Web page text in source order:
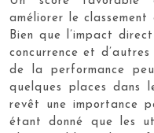
améliorer le
Bien que l’impact
concurrence et
de la performance
quelques places dans
revêt une importance
étant donné que les